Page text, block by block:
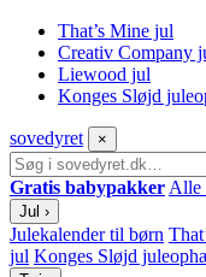
That’s Mine jul
Creativ Company
Liewood jul
Konges Sløjd
sovedyret ×
Gratis babypakker Alle
Jul ›
Julekalender til børn
jul Konges Sløjd